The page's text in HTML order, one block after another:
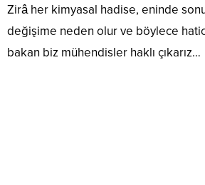
Zirâ her kimyasal hadise, eninde
değişime neden olur ve böylece
bakan biz mühendisler haklı çıkarız…